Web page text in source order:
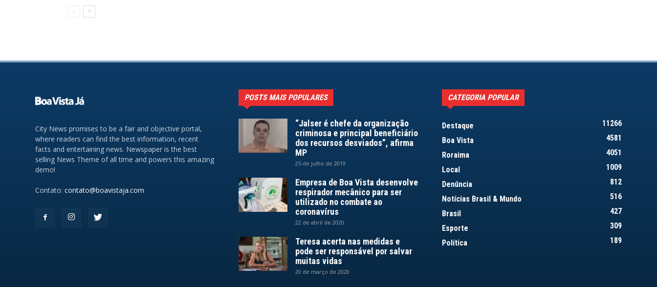
City News promises to be a fair and objective portal,
where readers can find the best information, recent
facts and entertaining news. Newspaper is the best
selling News Theme of all time and powers this amazing
demo!
Contato: contato@boavistaja.com
POSTS MAIS POPULARES
“Jalser é chefe da organização
criminosa e principal beneficiário
dos recursos desviados”, afirma
MP
25 de julho de 2019
Empresa de Boa Vista desenvolve
respirador mecânico para ser
utilizado no combate ao
coronavírus
22 de abril de 2020
Teresa acerta nas medidas e
pode ser responsável por salvar
muitas vidas
20 de março de 2020
CATEGORIA POPULAR
Destaque
11266
Boa Vista
4581
Roraima
4051
Local
1009
Denúncia
812
Notícias Brasil & Mundo
516
Brasil
427
Esporte
309
Política
189